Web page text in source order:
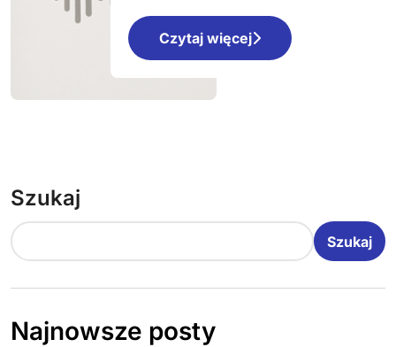
Czytaj więcej
Szukaj
Szukaj
Najnowsze posty